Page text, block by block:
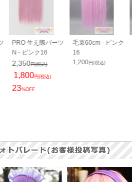
PRO 生え際パーツ
N - ピンク16
2,350円(税込)
1,800円(税込)
23%OFF
毛束60cm - ピンク
16
1,200 円(税込)